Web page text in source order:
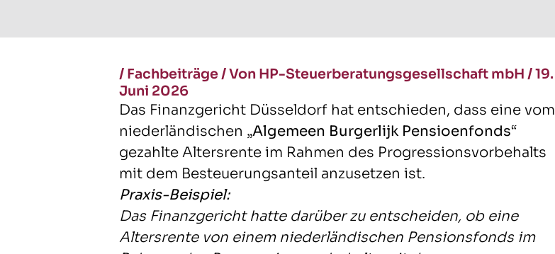
/ Fachbeiträge/Von HP-Steuerberatungsgesellschaft mbH /19.
Juni 2026
Das Finanzgericht Düsseldorf hat entschieden, dass eine vom
niederländischen „Algemeen Burgerlijk Pensioenfonds“
gezahlte Altersrente im Rahmen des Progressionsvorbehalts
mit dem Besteuerungsanteil anzusetzen ist.
Praxis-Beispiel:
Das Finanzgericht hatte darüber zu entscheiden, ob eine
Altersrente von einem niederländischen Pensionsfonds im